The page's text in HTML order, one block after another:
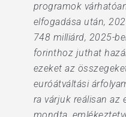
programok
elfogadása után,
748 milliárd, 2025-
forinthoz juthat
ezeket az
euróátváltási
ra várjuk reálisan az